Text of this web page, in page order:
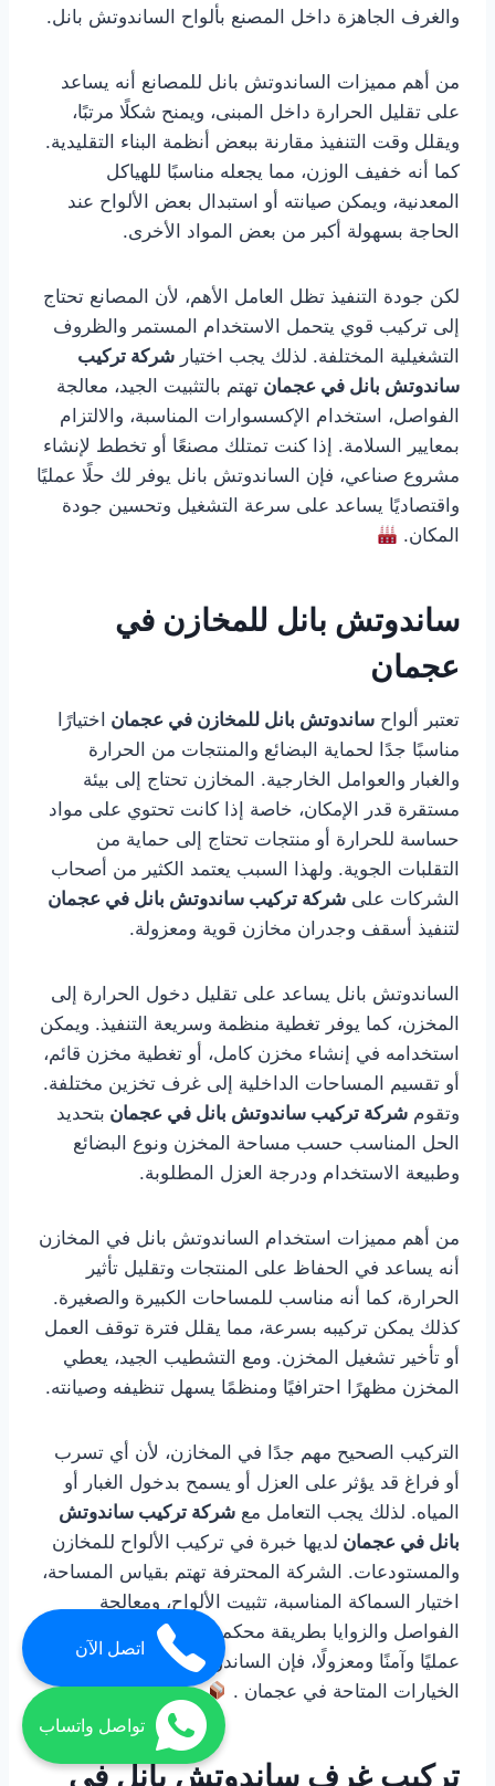
والغرف الجاهزة داخل المصنع بألواح الساندوتش بانل.
من أهم مميزات الساندوتش بانل للمصانع أنه يساعد
على تقليل الحرارة داخل المبنى، ويمنح شكلًا مرتبًا،
ويقلل وقت التنفيذ مقارنة ببعض أنظمة البناء التقليدية.
كما أنه خفيف الوزن، مما يجعله مناسبًا للهياكل
المعدنية، ويمكن صيانته أو استبدال بعض الألواح عند
الحاجة بسهولة أكبر من بعض المواد الأخرى.
لكن جودة التنفيذ تظل العامل الأهم، لأن المصانع تحتاج
إلى تركيب قوي يتحمل الاستخدام المستمر والظروف
التشغيلية المختلفة. لذلك يجب اختيار شركة تركيب
ساندوتش بانل في عجمان تهتم بالتثبيت الجيد، معالجة
الفواصل، استخدام الإكسسوارات المناسبة، والالتزام
بمعايير السلامة. إذا كنت تمتلك مصنعًا أو تخطط لإنشاء
مشروع صناعي، فإن الساندوتش بانل يوفر لك حلًا عمليًا
واقتصاديًا يساعد على سرعة التشغيل وتحسين جودة
المكان.
ساندوتش بانل للمخازن في
عجمان
تعتبر ألواح ساندوتش بانل للمخازن في عجمان اختيارًا
مناسبًا جدًا لحماية البضائع والمنتجات من الحرارة
والغبار والعوامل الخارجية. المخازن تحتاج إلى بيئة
مستقرة قدر الإمكان، خاصة إذا كانت تحتوي على مواد
حساسة للحرارة أو منتجات تحتاج إلى حماية من
التقلبات الجوية. ولهذا السبب يعتمد الكثير من أصحاب
الشركات على شركة تركيب ساندوتش بانل في عجمان
لتنفيذ أسقف وجدران مخازن قوية ومعزولة.
الساندوتش بانل يساعد على تقليل دخول الحرارة إلى
المخزن، كما يوفر تغطية منظمة وسريعة التنفيذ. ويمكن
استخدامه في إنشاء مخزن كامل، أو تغطية مخزن قائم،
أو تقسيم المساحات الداخلية إلى غرف تخزين مختلفة.
وتقوم شركة تركيب ساندوتش بانل في عجمان بتحديد
الحل المناسب حسب مساحة المخزن ونوع البضائع
وطبيعة الاستخدام ودرجة العزل المطلوبة.
من أهم مميزات استخدام الساندوتش بانل في المخازن
أنه يساعد في الحفاظ على المنتجات وتقليل تأثير
الحرارة، كما أنه مناسب للمساحات الكبيرة والصغيرة.
كذلك يمكن تركيبه بسرعة، مما يقلل فترة توقف العمل
أو تأخير تشغيل المخزن. ومع التشطيب الجيد، يعطي
المخزن مظهرًا احترافيًا ومنظمًا يسهل تنظيفه وصيانته.
التركيب الصحيح مهم جدًا في المخازن، لأن أي تسرب
أو فراغ قد يؤثر على العزل أو يسمح بدخول الغبار أو
المياه. لذلك يجب التعامل مع شركة تركيب ساندوتش
بانل في عجمان لديها خبرة في تركيب الألواح للمخازن
والمستودعات. الشركة المحترفة تهتم بقياس المساحة،
اختيار السماكة المناسبة، تثبيت الألواح، ومعالجة
الفواصل والزوايا بطريقة محكمة. إذا كنت تريد مخزنًا
عمليًا وآمنًا ومعزولًا، فإن الساندوتش بانل من أفضل
الخيارات المتاحة في عجمان .
تركيب غرف ساندوتش بانل في
اتصل الآن
تواصل واتساب